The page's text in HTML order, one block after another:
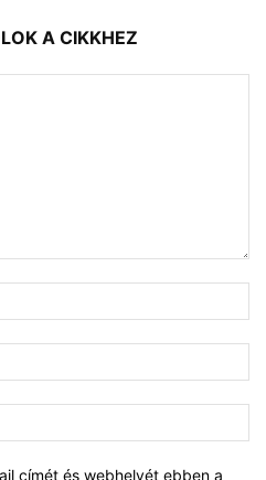
A CIKKHEZ
címét és webhelyét ebben a